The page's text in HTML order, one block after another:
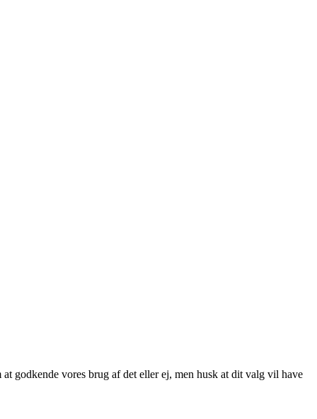
godkende vores brug af det eller ej, men husk at dit valg vil have